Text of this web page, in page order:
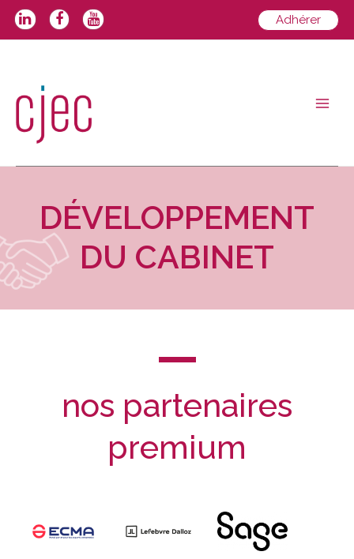
Adhérer
DÉVELOPPEMENT
DU CABINET
nos partenaires
premium